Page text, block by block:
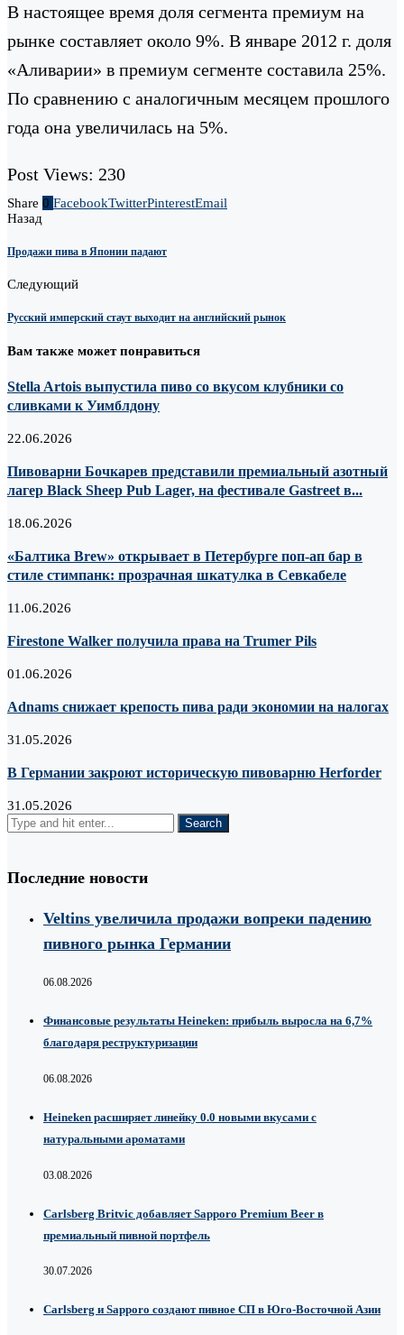
В настоящее время доля сегмента премиум на
рынке составляет около 9%. В январе 2012 г. доля
«Аливарии» в премиум сегменте составила 25%.
По сравнению с аналогичным месяцем прошлого
года она увеличилась на 5%.
Post Views: 230
Share 0 FacebookTwitterPinterestEmail
Назад
Продажи пива в Японии падают
Следующий
Русский имперский стаут выходит на английский рынок
Вам также может понравиться
Stella Artois выпустила пиво со вкусом клубники со
сливками к Уимблдону
22.06.2026
Пивоварни Бочкарев представили премиальный азотный
лагер Black Sheep Pub Lager, на фестивале Gastreet в...
18.06.2026
«Балтика Brew» открывает в Петербурге поп-ап бар в
стиле стимпанк: прозрачная шкатулка в Севкабеле
11.06.2026
Firestone Walker получила права на Trumer Pils
01.06.2026
Adnams снижает крепость пива ради экономии на налогах
31.05.2026
В Германии закроют историческую пивоварню Herforder
31.05.2026
Последние новости
Veltins увеличила продажи вопреки падению
пивного рынка Германии
06.08.2026
Финансовые результаты Heineken: прибыль выросла на 6,7%
благодаря реструктуризации
06.08.2026
Heineken расширяет линейку 0.0 новыми вкусами с
натуральными ароматами
03.08.2026
Carlsberg Britvic добавляет Sapporo Premium Beer в
премиальный пивной портфель
30.07.2026
Carlsberg и Sapporo создают пивное СП в Юго-Восточной Азии